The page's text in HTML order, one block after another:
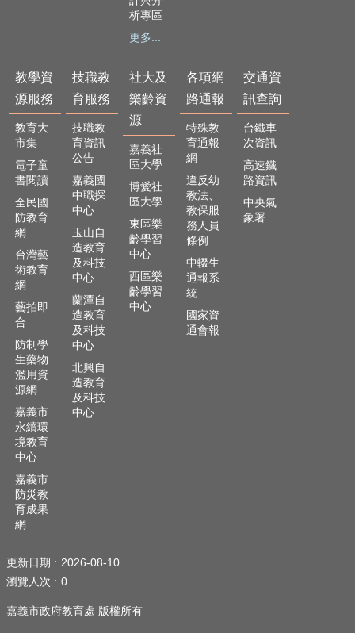
路
通
報
交
資
訊
查
詢
回
首
頁
嘉
義
市
政
府
網
站
導
覽
訂
閱
RSS
站
內
搜
尋
析專區
更多...
教學資
源服務
教育大
市集
電子童
書閱讀
全民國
防教育
網
台灣藝
術教育
網
藝拍即
合
防制學
生藥物
濫用資
源網
嘉義市
永續環
境教育
中心
嘉義市
防災教
育成果
網
技職教
育服務
技職教
育資訊
公告
嘉義國
中職探
中心
玉山自
造教育
及科技
中心
蘭潭自
造教育
及科技
中心
北興自
造教育
及科技
中心
社大及
樂齡資
源
嘉義社
區大學
博愛社
區大學
東區樂
齡學習
中心
西區樂
齡學習
中心
各項網
路通報
特殊教
育通報
網
違反幼
教法、
教保服
務人員
條例
中輟生
通報系
統
國家資
通會報
交通資
訊查詢
台鐵車
次資訊
高速鐵
路資訊
中央氣
象署
更新日期
2026-08-10
瀏覽人次
0
嘉義市政府教育處 版權所有